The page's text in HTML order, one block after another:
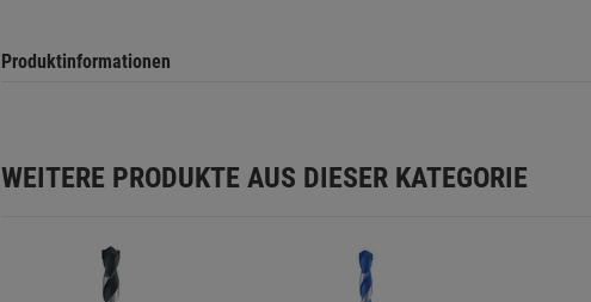
Produktinformationen
WEITERE PRODUKTE AUS DIESER KATEGORIE